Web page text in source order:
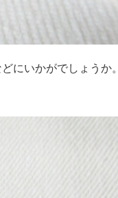
にいかがでしょうか。